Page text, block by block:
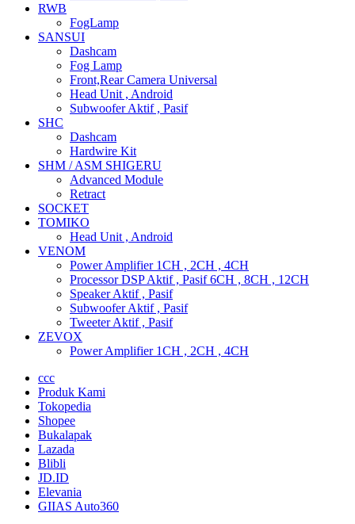
RWB
FogLamp
SANSUI
Dashcam
Fog Lamp
Front,Rear Camera Universal
Head Unit , Android
Subwoofer Aktif , Pasif
SHC
Dashcam
Hardwire Kit
SHM / ASM SHIGERU
Advanced Module
Retract
SOCKET
TOMIKO
Head Unit , Android
VENOM
Power Amplifier 1CH , 2CH , 4CH
Processor DSP Aktif , Pasif 6CH , 8CH , 12CH
Speaker Aktif , Pasif
Subwoofer Aktif , Pasif
Tweeter Aktif , Pasif
ZEVOX
Power Amplifier 1CH , 2CH , 4CH
ccc
Produk Kami
Tokopedia
Shopee
Bukalapak
Lazada
Blibli
JD.ID
Elevania
GIIAS Auto360